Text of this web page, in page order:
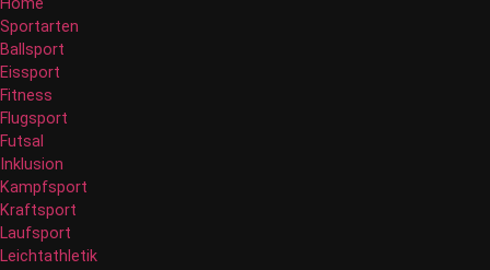
Home
Sportarten
Ballsport
Eissport
Fitness
Flugsport
Futsal
Inklusion
Kampfsport
Kraftsport
Laufsport
Leichtathletik